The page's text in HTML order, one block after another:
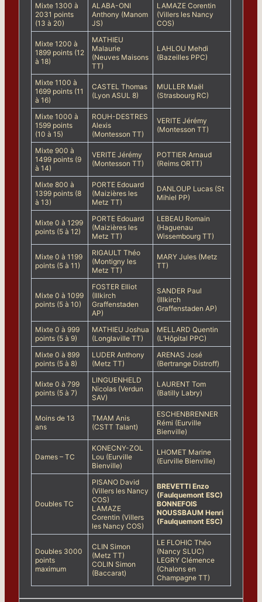
Mixte 1300 à
2031 points
(13 à 20)
ALABA-ONI
Anthony (Manom
JS)
LAMAZE Corentin
(Villers les Nancy
COS)
Mixte 1200 à
1899 points (12
à 18)
MATHIEU
Malaurie
(Neuves Maisons
TT)
LAHLOU Mehdi
(Bazeilles PPC)
Mixte 1100 à
1699 points (11
à 16)
CASTEL Thomas
(Lyon ASUL 8)
MULLER Maël
(Strasbourg RC)
Mixte 1000 à
1599 points
(10 à 15)
ROUH-DESTRES
Alexis
(Montesson TT)
VERITE Jérémy
(Montesson TT)
Mixte 900 à
1499 points (9
à 14)
VERITE Jérémy
(Montesson TT)
POTTIER Arnaud
(Reims ORTT)
Mixte 800 à
1399 points (8
à 13)
PORTE Edouard
(Maizières les
Metz TT)
DANLOUP Lucas (St
Mihiel PP)
Mixte 0 à 1299
points (5 à 12)
PORTE Edouard
(Maizières les
Metz TT)
LEBEAU Romain
(Haguenau
Wissembourg TT)
Mixte 0 à 1199
points (5 à 11)
RIGAULT Théo
(Montigny les
Metz TT)
MARY Jules (Metz
TT)
Mixte 0 à 1099
points (5 à 10)
FOSTER Elliot
(Illkirch
Graffenstaden
AP)
SANDER Paul
(Illkirch
Graffenstaden AP)
Mixte 0 à 999
points (5 à 9)
MATHIEU Joshua
(Longlaville TT)
MELLARD Quentin
(L’Hôpital PPC)
Mixte 0 à 899
points (5 à 8)
LUDER Anthony
(Metz TT)
ARENAS José
(Bertrange Distroff)
Mixte 0 à 799
points (5 à 7)
LINGUENHELD
Nicolas (Verdun
SAV)
LAURENT Tom
(Batilly Labry)
Moins de 13
ans
TMAM Anis
(CSTT Talant)
ESCHENBRENNER
Rémi (Eurville
Bienville)
Dames – TC
KONECNY-ZOL
Lou (Eurville
Bienville)
LHOMET Marine
(Eurville Bienville)
Doubles TC
PISANO David
(Villers les Nancy
COS)
LAMAZE
Corentin (Villers
les Nancy COS)
BREVETTI Enzo
(Faulquemont ESC)
BONNEFOIS
NOUSSBAUM Henri
(Faulquemont ESC)
Doubles 3000
points
maximum
CLIN Simon
(Metz TT)
COLIN Simon
(Baccarat)
LE FLOHIC Théo
(Nancy SLUC)
LEGRY Clémence
(Chalons en
Champagne TT)